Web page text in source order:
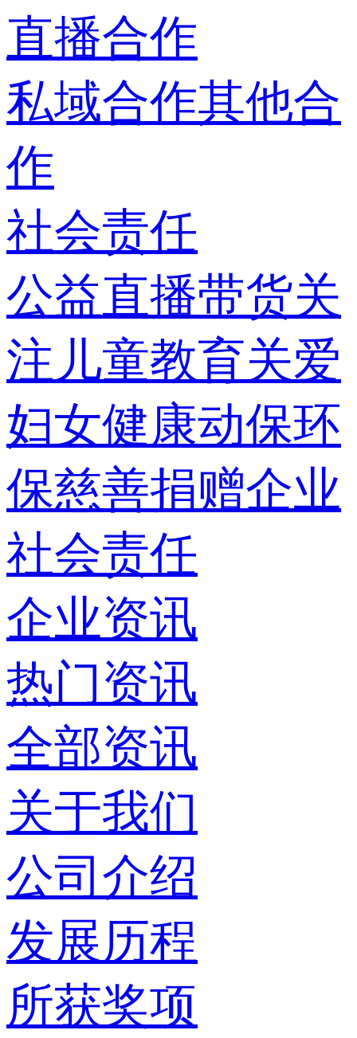
直播合作
私域合作其他合
作
社会责任
公益直播带货关
注儿童教育关爱
妇女健康动保环
保慈善捐赠企业
社会责任
企业资讯
热门资讯
全部资讯
关于我们
公司介绍
发展历程
所获奖项